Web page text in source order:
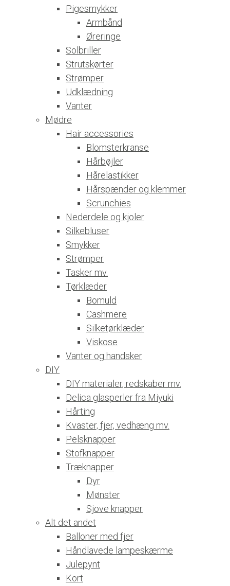
Pigesmykker
Armbånd
Øreringe
Solbriller
Strutskørter
Strømper
Udklædning
Vanter
Mødre
Hair accessories
Blomsterkranse
Hårbøjler
Hårelastikker
Hårspænder og klemmer
Scrunchies
Nederdele og kjoler
Silkebluser
Smykker
Strømper
Tasker mv.
Tørklæder
Bomuld
Cashmere
Silketørklæder
Viskose
Vanter og handsker
DIY
DIY materialer, redskaber mv.
Delica glasperler fra Miyuki
Hårting
Kvaster, fjer, vedhæng mv.
Pelsknapper
Stofknapper
Træknapper
Dyr
Mønster
Sjove knapper
Alt det andet
Balloner med fjer
Håndlavede lampeskærme
Julepynt
Kort